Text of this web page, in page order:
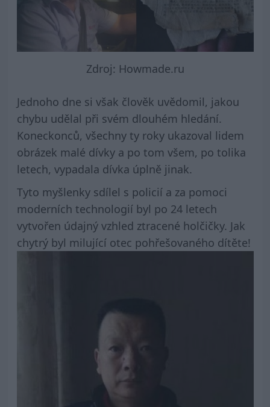
Zdroj: Howmade.ru
Jednoho dne si však člověk uvědomil, jakou
chybu udělal při svém dlouhém hledání.
Koneckonců, všechny ty roky ukazoval lidem
obrázek malé dívky a po tom všem, po tolika
letech, vypadala dívka úplně jinak.
Tyto myšlenky sdílel s policií a za pomoci
moderních technologií byl po 24 letech
vytvořen údajný vzhled ztracené holčičky. Jak
chytrý byl milující otec pohřešovaného dítěte!